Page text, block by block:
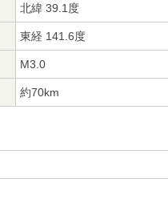
北緯 39.1度
東経 141.6度
M3.0
約70km